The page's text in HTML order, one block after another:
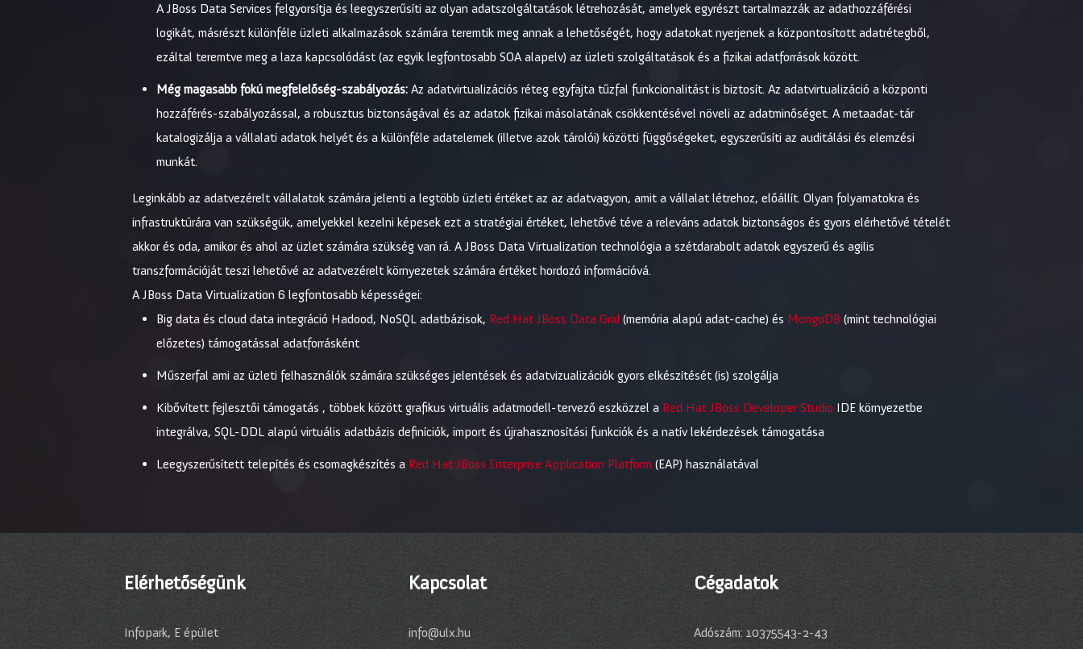
A JBoss Data Services felgyorsítja és leegyszerűsíti az olyan adatszolgáltatások létrehozását, amelyek egyrészt tartalmazzák az adathozzáférési
logikát, másrészt különféle üzleti alkalmazások számára teremtik meg annak a lehetőségét, hogy adatokat nyerjenek a központosított adatrétegből,
ezáltal teremtve meg a laza kapcsolódást (az egyik legfontosabb SOA alapelv) az üzleti szolgáltatások és a fizikai adatforrások között.
Még magasabb fokú megfelelőség-szabályozás: Az adatvirtualizációs réteg egyfajta tűzfal funkcionalitást is biztosít. Az adatvirtualizáció a központi
hozzáférés-szabályozással, a robusztus biztonságával és az adatok fizikai másolatának csökkentésével növeli az adatminőséget. A metaadat-tár
katalogizálja a vállalati adatok helyét és a különféle adatelemek (illetve azok tárolói) közötti függőségeket, egyszerűsíti az auditálási és elemzési
munkát.
Leginkább az adatvezérelt vállalatok számára jelenti a legtöbb üzleti értéket az az adatvagyon, amit a vállalat létrehoz, előállít. Olyan folyamatokra és
infrastruktúrára van szükségük, amelyekkel kezelni képesek ezt a stratégiai értéket, lehetővé téve a releváns adatok biztonságos és gyors elérhetővé tételét
akkor és oda, amikor és ahol az üzlet számára szükség van rá. A JBoss Data Virtualization technológia a szétdarabolt adatok egyszerű és agilis
transzformációját teszi lehetővé az adatvezérelt környezetek számára értéket hordozó információvá.
A JBoss Data Virtualization 6 legfontosabb képességei:
Big data és cloud data integráció Hadood, NoSQL adatbázisok, Red Hat JBoss Data Grid (memória alapú adat-cache) és MongoDB (mint technológiai
előzetes) támogatással adatforrásként
Műszerfal ami az üzleti felhasználók számára szükséges jelentések és adatvizualizációk gyors elkészítését (is) szolgálja
Kibővített fejlesztői támogatás , többek között grafikus virtuális adatmodell-tervező eszközzel a Red Hat JBoss Developer Studio IDE környezetbe
integrálva, SQL-DDL alapú virtuális adatbázis definíciók, import és újrahasznosítási funkciók és a natív lekérdezések támogatása
Leegyszerűsített telepítés és csomagkészítés a Red Hat JBoss Enterprise Application Platform (EAP) használatával
Elérhetőségünk
Infopark, E épület
Kapcsolat
info@ulx.hu
Cégadatok
Adószám: 10375543-2-43